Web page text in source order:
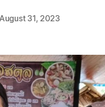
August 31, 2023